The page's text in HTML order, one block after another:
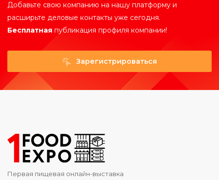
Добавьте свою компанию на нашу платформу и
расширьте деловые контакты уже сегодня.
Бесплатная публикация профиля компании!
Зарегистрироваться
Первая пищевая онлайн-выставка